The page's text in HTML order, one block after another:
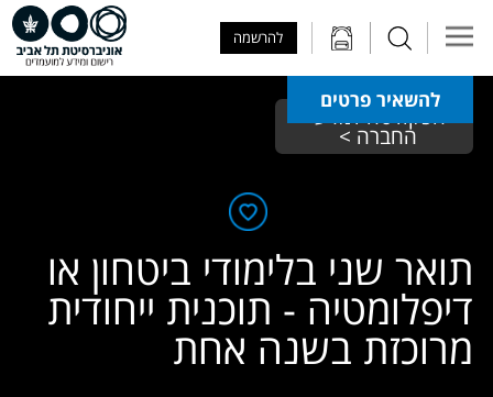
להרשמה
להשאיר פרטים
הפקולטה למדעי
החברה >
תואר שני בלימודי ביטחון או
דיפלומטיה - תוכנית ייחודית
מרוכזת בשנה אחת